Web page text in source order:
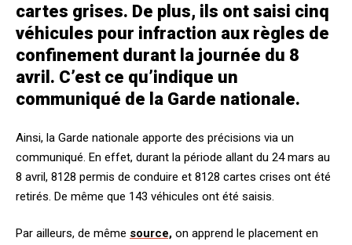
cartes grises. De plus, ils ont saisi cinq
véhicules pour infraction aux règles de
confinement durant la journée du 8
avril. C’est ce qu’indique un
communiqué de la Garde nationale.
Ainsi, la Garde nationale apporte des précisions via un
communiqué. En effet, durant la période allant du 24 mars au
8 avril, 8128 permis de conduire et 8128 cartes crises ont été
retirés. De même que 143 véhicules ont été saisis.
Par ailleurs, de même source, on apprend le placement en